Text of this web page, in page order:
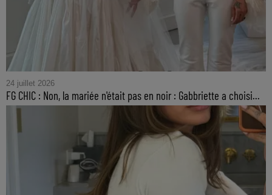
24 juillet 2026
FG CHIC : Non, la mariée n'était pas en noir : Gabbriette a choisi...